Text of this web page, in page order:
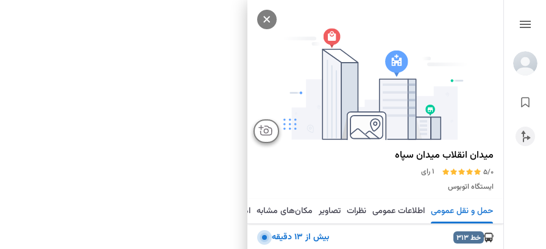
میدان انقلاب میدان سپاه
5/0
1 رای
ایستگاه اتوبوس
حمل و نقل عمومی اطلاعات عمومی نظرات تصاویر مکان‌های مشابه امکانات نزدیک
خط313 بيش از 13 دقيقه